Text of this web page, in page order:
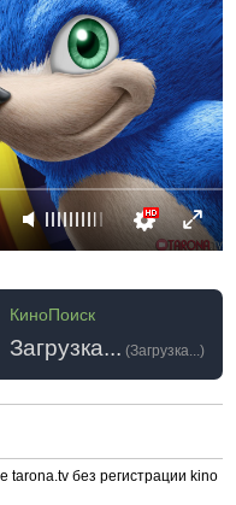
КиноПоиск
Загрузка... (Загрузка...)
tarona.tv без регистрации kino